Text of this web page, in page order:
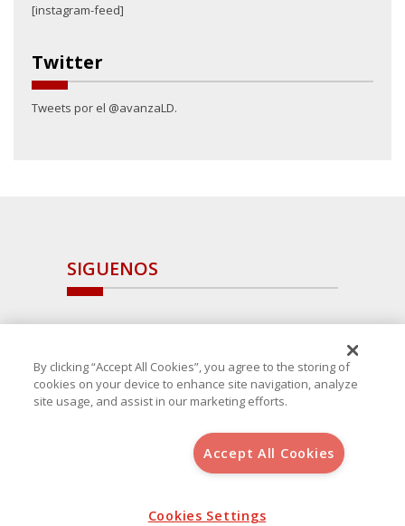
[instagram-feed]
Twitter
Tweets por el @avanzaLD.
SIGUENOS
, S.L.U.(B-64405731) c/ San Norberto
Aviso Legal
Política de Cookies
By clicking “Accept All Cookies”, you agree to the storing of
cookies on your device to enhance site navigation, analyze
site usage, and assist in our marketing efforts.
Accept All Cookies
Cookies Settings